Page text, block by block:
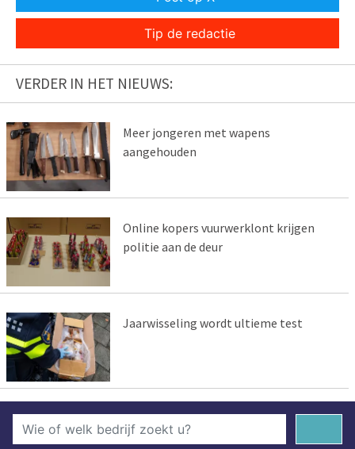
Tip de redactie
VERDER IN HET NIEUWS:
Meer jongeren met wapens
aangehouden
Online kopers vuurwerklont krijgen
politie aan de deur
Jaarwisseling wordt ultieme test